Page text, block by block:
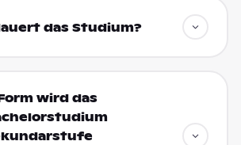
das Studium?
wird das